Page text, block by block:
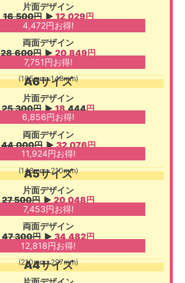
片面デザイン
16,500円 ▶︎ 12,029円
4,472円お得!
両面デザイン
28,600円 ▶︎ 20,849円
7,751円お得!
A6サイズ
(105mm×148mm)
片面デザイン
25,300円 ▶︎18,444円
6,856円お得!
両面デザイン
44,000円 ▶︎32,076円
11,924円お得!
A5サイズ
(148mm×210mm)
片面デザイン
27,500円 ▶︎ 20,048円
7,453円お得!
両面デザイン
47,300円 ▶︎ 34,482円
12,818円お得!
A4サイズ
(210mm×297mm)